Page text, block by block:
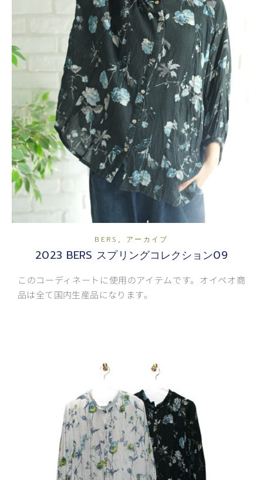
BERS , アーカイブ
2023 BERS スプリングコレクション09
このコーディネートに使用のアイテムです。オイペオ商
品は全て国内生産品になります。